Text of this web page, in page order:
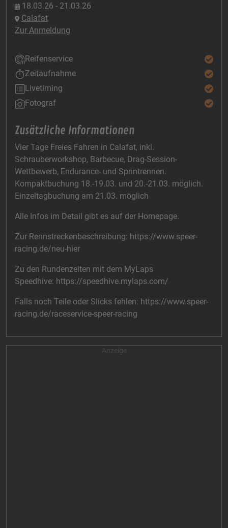
18.03.26 - 21.03.26
Calafat
Zur Anmeldung
Reifenservice
Zeitaufnahme
Livetiming
Fotograf
Zusätzliche Informationen
Vier Tage Freies Fahren in Calafat, inkl.
Schrauberworkshop, Barbecue, Drag-Session-
Wettbewerb, Endurance- und Sprintrennen.
Kompaktbuchung 18.-19.03. und 20.-21.03. möglich.
Einzeltagbuchung am 21.03. möglich
Alle Infos im Detail gibt es auf der Homepage.
Zur Rennstreckenbeschreibung: https://www.speer-
racing.de/neu-hier
Zu den Rundenzeiten mit dem MyLaps
Speedhive: https://speedhive.mylaps.com/
Falls noch Teile oder Slicks fehlen: https://www.speer-
racing.de/raceservice-speer-racing
Anzeige